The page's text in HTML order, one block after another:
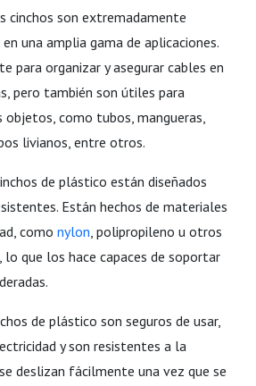
son extremadamente
una amplia gama de aplicaciones.
para organizar y asegurar cables en
pero también son útiles para
como tubos, mangueras,
livianos, entre otros.
de plástico están diseñados
Están hechos de materiales
como nylon, polipropileno u otros
que los hace capaces de soportar
de plástico son seguros de usar,
y son resistentes a la
deslizan fácilmente una vez que se